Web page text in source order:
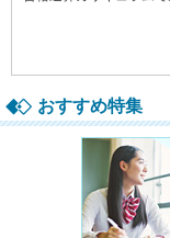
おすすめ特集